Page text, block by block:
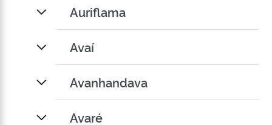
Auriflama
Avaí
Avanhandava
Avaré